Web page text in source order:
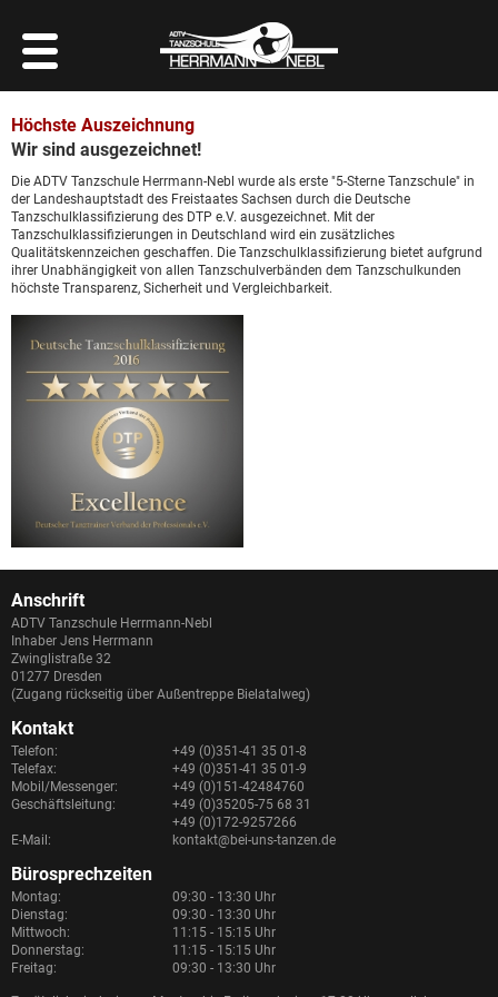
Höchste Auszeichnung
Wir sind ausgezeichnet!
Die ADTV Tanzschule Herrmann-Nebl wurde als erste "5-Sterne Tanzschule" in
der Landeshauptstadt des Freistaates Sachsen durch die Deutsche
Tanzschulklassifizierung des DTP e.V. ausgezeichnet. Mit der
Tanzschulklassifizierungen in Deutschland wird ein zusätzliches
Qualitätskennzeichen geschaffen. Die Tanzschulklassifizierung bietet aufgrund
ihrer Unabhängigkeit von allen Tanzschulverbänden dem Tanzschulkunden
höchste Transparenz, Sicherheit und Vergleichbarkeit.
Anschrift
ADTV Tanzschule Herrmann-Nebl
Inhaber Jens Herrmann
Zwinglistraße 32
01277 Dresden
(Zugang rückseitig über Außentreppe Bielatalweg)
Kontakt
Telefon:
+49 (0)351-41 35 01-8
Telefax:
+49 (0)351-41 35 01-9
Mobil/Messenger:
+49 (0)151-42484760
Geschäftsleitung:
+49 (0)35205-75 68 31
+49 (0)172-9257266
E-Mail:
kontakt@bei-uns-tanzen.de
Bürosprechzeiten
Montag:
09:30 - 13:30 Uhr
Dienstag:
09:30 - 13:30 Uhr
Mittwoch:
11:15 - 15:15 Uhr
Donnerstag:
11:15 - 15:15 Uhr
Freitag:
09:30 - 13:30 Uhr